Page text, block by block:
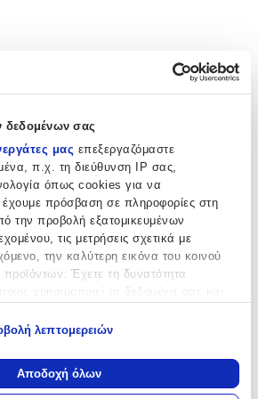
δεδομένων σας
μας επεξεργαζόμαστε
π.χ. τη διεύθυνση IP σας,
όπως cookies για να
πρόσβαση σε πληροφορίες στη
την προβολή εξατομικευμένων
τις μετρήσεις σχετικά με
την καλύτερη εικόνα του κοινού
Έχετε τη δυνατότητα
πληροφορίες σχετικά με τη γεωγραφική
μπορεί να είναι ακριβείς σε
λεπτομερειών
Αποδοχή όλων